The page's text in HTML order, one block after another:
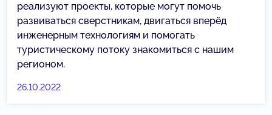
реализуют проекты, которые могут помочь
развиваться сверстникам, двигаться вперёд
инженерным технологиям и помогать
туристическому потоку знакомиться с нашим
регионом.
26.10.2022